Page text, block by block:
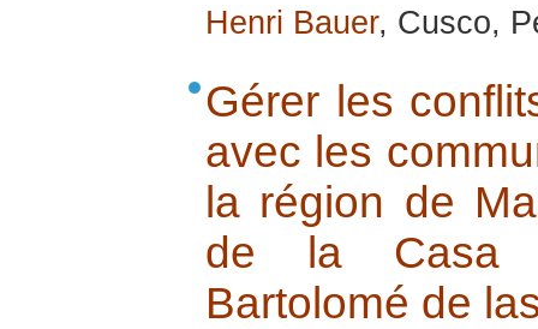
Henri Bauer, Cusco,
Gérer les
avec les
la région de
de la Casa
Bartolomé de